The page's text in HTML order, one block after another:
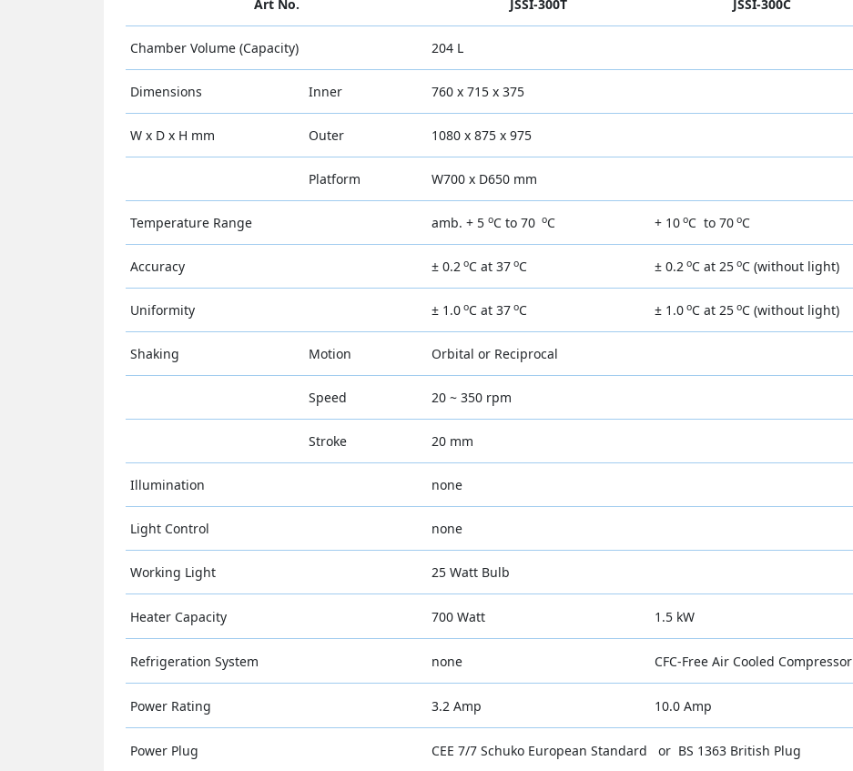
Art No. JSSI-300T JSSI-300C
Chamber Volume (Capacity) 204 L
Dimensions Inner 760 x 715 x 375
W x D x H mm Outer 1080 x 875 x 975
Platform W700 x D650 mm
Temperature Range amb. + 5 oC to 70 oC + 10 oC to 70 oC
Accuracy ± 0.2 oC at 37 oC ± 0.2 oC at 25 oC (without light)
Uniformity ± 1.0 oC at 37 oC ± 1.0 oC at 25 oC (without light)
Shaking Motion Orbital or Reciprocal
Speed 20 ~ 350 rpm
Stroke 20 mm
Illumination none
Light Control none
Working Light 25 Watt Bulb
Heater Capacity 700 Watt 1.5 kW
Refrigeration System none CFC-Free Air Cooled Compressor
Power Rating 3.2 Amp 10.0 Amp
Power Plug CEE 7/7 Schuko European Standard or BS 1363 British Plug